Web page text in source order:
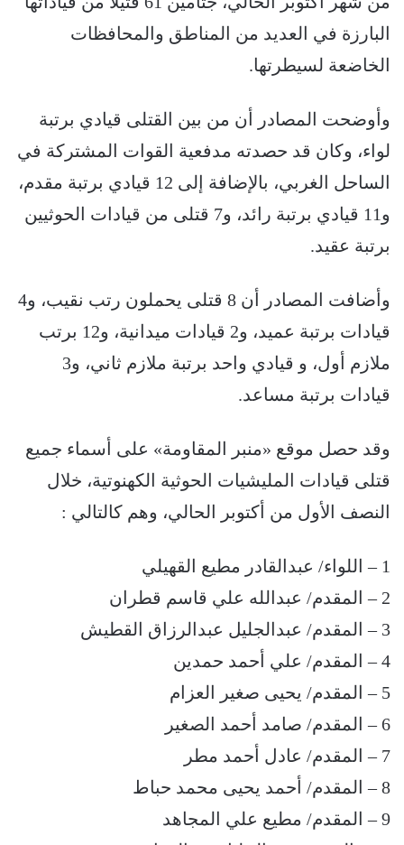
البارزة في العديد من المناطق والمحافظات
الخاضعة لسيطرتها.
وأوضحت المصادر أن من بين القتلى قيادي برتبة
لواء، وكان قد حصدته مدفعية القوات المشتركة في
الساحل الغربي، بالإضافة إلى 12 قيادي برتبة مقدم،
و11 قيادي برتبة رائد، و7 قتلى من قيادات الحوثيين
برتبة عقيد.
وأضافت المصادر أن 8 قتلى يحملون رتب نقيب، و4
قيادات برتبة عميد، و2 قيادات ميدانية، و12 برتب
ملازم أول، و قيادي واحد برتبة ملازم ثاني، و3
قيادات برتبة مساعد.
وقد حصل موقع «منبر المقاومة» على أسماء جميع
قتلى قيادات المليشيات الحوثية الكهنوتية، خلال
النصف الأول من أكتوبر الحالي، وهم كالتالي :
1 – اللواء/ عبدالقادر مطيع القهيلي
2 – المقدم/ عبدالله علي قاسم قطران
3 – المقدم/ عبدالجليل عبدالرزاق القطيش
4 – المقدم/ علي أحمد حمدين
5 – المقدم/ يحيى صغير العزام
6 – المقدم/ صامد أحمد الصغير
7 – المقدم/ عادل أحمد مطر
8 – المقدم/ أحمد يحيى محمد حباط
9 – المقدم/ مطيع علي المجاهد